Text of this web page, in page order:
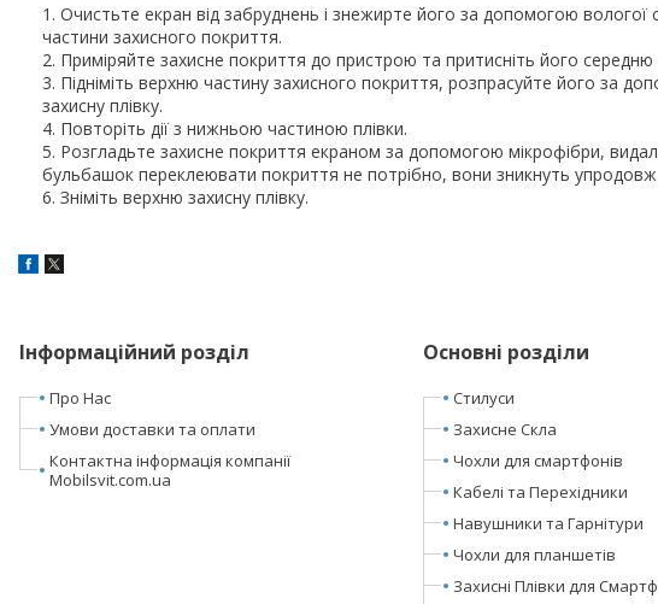
Очистьте екран від забруднень і знежирте його за допомогою вологої
частини захисного покриття.
Приміряйте захисне покриття до пристрою та притисніть його середню
Підніміть верхню частину захисного покриття, розпрасуйте його за
захисну плівку.
Повторіть дії з нижньою частиною плівки.
Розгладьте захисне покриття екраном за допомогою мікрофібри,
бульбашок переклеювати покриття не потрібно, вони зникнуть
Зніміть верхню захисну плівку.
Інформаційний розділ
Про Нас
Умови доставки та оплати
Контактна інформація компанії
Mobilsvit.com.ua
Основні розділи
Стилуси
Захисне Скла
Чохли для смартфонів
Кабелі та Перехідники
Навушники та Гарнітури
Чохли для планшетів
Захисні Плівки для